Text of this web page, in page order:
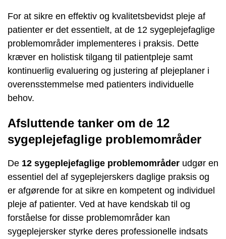
For at sikre en effektiv og kvalitetsbevidst pleje af
patienter er det essentielt, at de 12 sygeplejefaglige
problemområder implementeres i praksis. Dette
kræver en holistisk tilgang til patientpleje samt
kontinuerlig evaluering og justering af plejeplaner i
overensstemmelse med patienters individuelle
behov.
Afsluttende tanker om de 12
sygeplejefaglige problemområder
De 12 sygeplejefaglige problemområder udgør en
essentiel del af sygeplejerskers daglige praksis og
er afgørende for at sikre en kompetent og individuel
pleje af patienter. Ved at have kendskab til og
forståelse for disse problemområder kan
sygeplejersker styrke deres professionelle indsats